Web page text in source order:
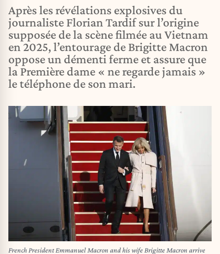
Après les révélations explosives du
journaliste Florian Tardif sur l’origine
supposée de la scène filmée au Vietnam
en 2025, l’entourage de Brigitte Macron
oppose un démenti ferme et assure que
la Première dame « ne regarde jamais »
le téléphone de son mari.
French President Emmanuel Macron and his wife Brigitte Macron arrive